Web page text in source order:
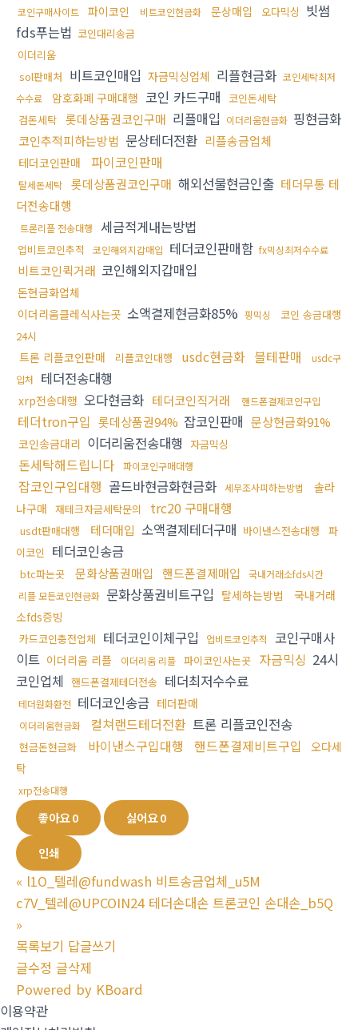
코인구매사이트 파이코인 비트코인현금화 문상매입 오다믹싱 빗썸
fds푸는법 코인대리송금
이더리움
sol판매처 비트코인매입 자금믹싱업체 리플현금화 코인세탁최저
수수료
암호화폐 구매대행 코인 카드구매 코인돈세탁
검돈세탁 롯데상품권코인구매 리플매입 이더리움현금화 핑현금화
코인추적피하는방법 문상테더전환 리플송금업체
테더코인판매 파이코인판매
탈세돈세탁 롯데상품권코인구매 해외선물현금인출 테더무통 테
더전송대행
트론리플 전송대행 세금적게내는방법
업비트코인추적 코인해외지갑매입 테더코인판매함 fx믹싱최저수수료
비트코인퀵거래 코인해외지갑매입
돈현금화업체
이더리움클레식사는곳 소액결제현금화85% 핑믹싱
코인 송금대행
24시
트론 리플코인판매 리플코인대행 usdc현금화 블테판매
usdc구
입처
테더전송대행
xrp전송대행 오다현금화 테더코인직거래 핸드폰결제코인구입
테더tron구입 롯데상품권94% 잡코인판매 문상현금화91%
코인송금대리 이더리움전송대행 자금믹싱
돈세탁해드립니다 파이코인구매대행
잡코인구입대행 골드바현금화현금화 세무조사피하는방법
솔라
나구매 재테크자금세탁문의 trc20 구매대행
usdt판매대행 테더매입 소액결제테더구매 바이낸스전송대행
파
이코인
테더코인송금
btc파는곳 문화상품권매입 핸드폰결제매입
국내거래소fds시간
리플 모든코인현금화 문화상품권비트구입 탈세하는방법
국내거래
소fds증빙
카드코인충전업체 테더코인이체구입 업비트코인추적
코인구매사
이트 이더리움 리플 이더리움 리플 파이코인사는곳 자금믹싱 24시
코인업체 핸드폰결제테더전송 테더최저수수료
테더원화환전 테더코인송금 테더판매
이더리움현금화 컬쳐랜드테더전환 트론 리플코인전송
현금돈현금화 바이낸스구입대행 핸드폰결제비트구입
오다세
탁
xrp전송대행
좋아요0 싫어요0
인쇄
« l1O_텔레@fundwash 비트송금업체_u5M
c7V_텔레@UPCOIN24 테더손대손 트론코인 손대손_b5Q
»
목록보기 답글쓰기
글수정 글삭제
Powered by KBoard
이용약관